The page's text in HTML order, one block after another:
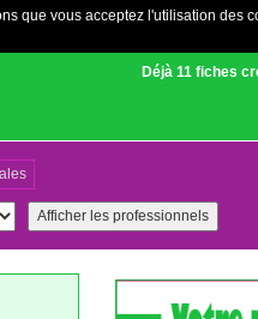
que vous acceptez l'utilisation des
Déjà 11 fiches